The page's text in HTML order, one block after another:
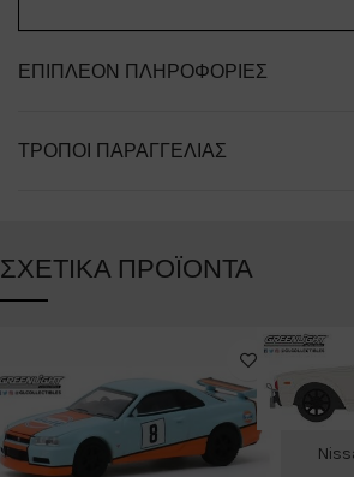
ΕΠΙΠΛΈΟΝ ΠΛΗΡΟΦΟΡΊΕΣ
ΤΡΌΠΟΙ ΠΑΡΑΓΓΕΛΊΑΣ
ΣΧΕΤΙΚΆ ΠΡΟΪΌΝΤΑ